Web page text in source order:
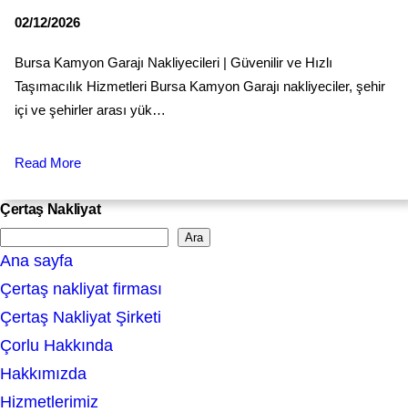
02/12/2026
Bursa Kamyon Garajı Nakliyecileri | Güvenilir ve Hızlı
Taşımacılık Hizmetleri Bursa Kamyon Garajı nakliyeciler, şehir
içi ve şehirler arası yük…
Read More
Çertaş Nakliyat
e
a
r
c
h
Ara
Ana sayfa
Çertaş nakliyat firması
Çertaş Nakliyat Şirketi
Çorlu Hakkında
Hakkımızda
Hizmetlerimiz